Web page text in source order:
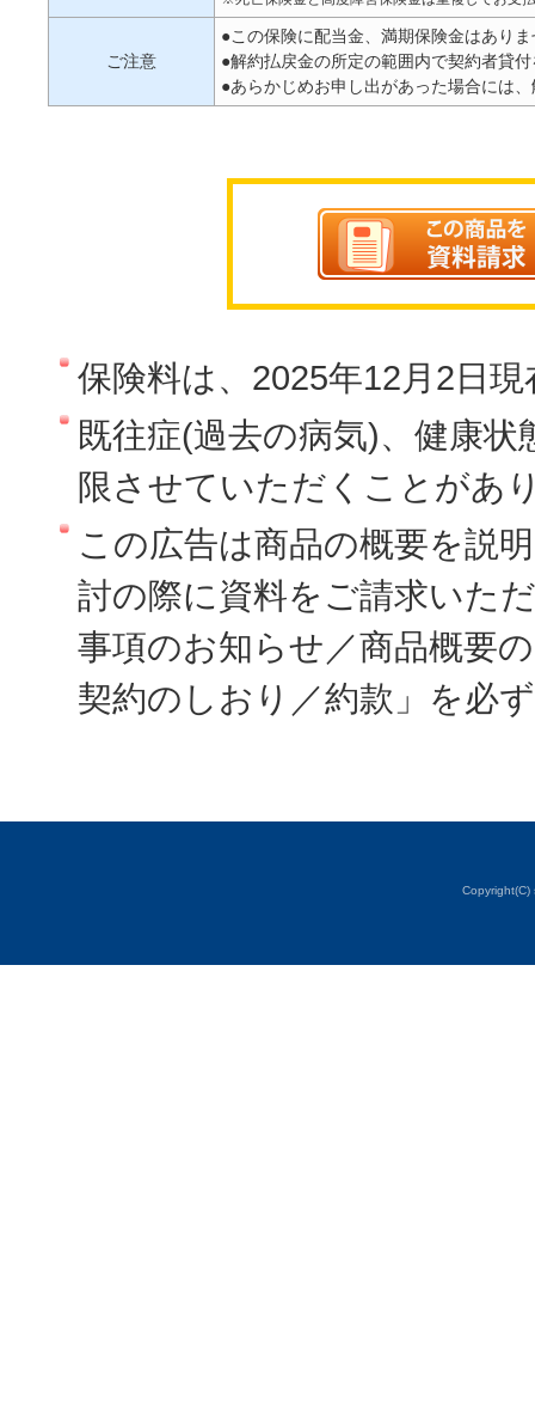
ご注意
●この保険に配当金、満期保険金はあり
●解約払戻金の所定の範囲内で契約者貸
●あらかじめお申し出があった場合には
保険料は、2025年12月2日
既往症(過去の病気)、健康
限させていただくことがあ
この広告は商品の概要を説
討の際に資料をご請求いた
事項のお知らせ／商品概要
契約のしおり／約款」を必
Copyright(C)